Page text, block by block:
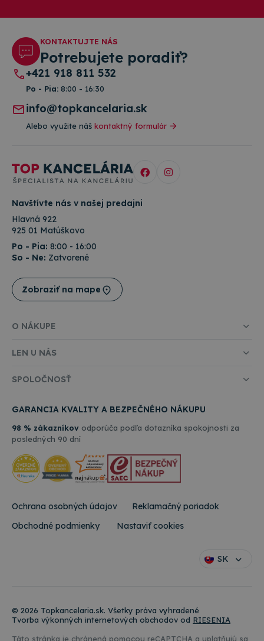
KONTAKTUJTE NÁS
Potrebujete poradiť?
+421 918 811 532
Po - Pia: 8:00 - 16:30
info@topkancelaria.sk
Alebo využite náš kontaktný formulár
Navštívte nás v našej predajni
Hlavná 922
925 01 Matúškovo
Po - Pia: 8:00 - 16:00
So - Ne: Zatvorené
Zobraziť na mape
O NÁKUPE
LEN U NÁS
SPOLOČNOSŤ
GARANCIA KVALITY A BEZPEČNÉHO NÁKUPU
98 % zákazníkov odporúča podľa dotazníka spokojnosti za
posledných 90 dní
Ochrana osobných údajov
Reklamačný poriadok
Obchodné podmienky
Nastaviť cookies
SK
© 2026 Topkancelaria.sk. Všetky práva vyhradené
Tvorba výkonných internetových obchodov od RIESENIA
Táto stránka je chránená pomocou reCAPTCHA a uplatňujú sa